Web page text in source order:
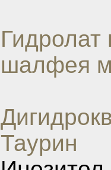
шалфея
Таурин